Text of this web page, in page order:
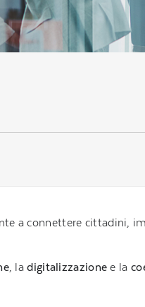
a connettere cittadini,
, ladigitalizzazione e la